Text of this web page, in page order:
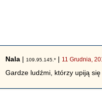
Nala | 109.95.145.* | 11 Grudnia,
Gardze ludźmi, którzy upiją się